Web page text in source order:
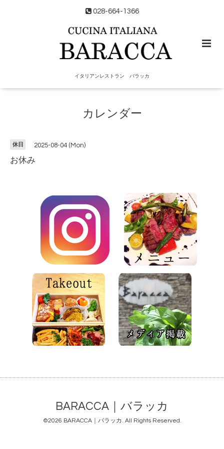
028-664-1366
イタリアンレストラン バラッカ
カレンダー
休日 2025-08-04 (Mon)
お休み
BARACCA｜バラッカ
©2026 BARACCA｜バラッカ . All Rights Reserved.